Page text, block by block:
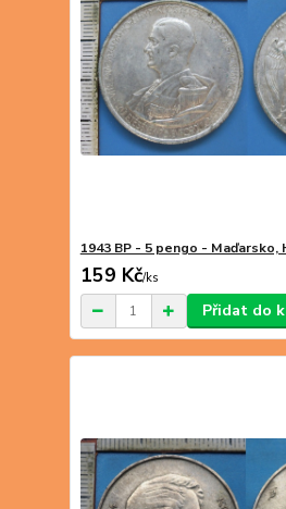
1943 BP - 5 pengo - Maďarsko,
159 Kč/ks
Přidat do